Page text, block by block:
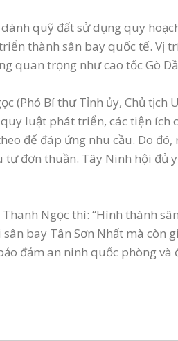
quỹ đất sử dụng quy
thành sân bay quốc tế. Vị
quan trọng như cao tốc Gò
(Phó Bí thư Tỉnh ủy, Chủ
luật phát triển, các tiện ích
để đáp ứng nhu cầu. Do
đơn thuần. Tây Ninh hội đủ
Ngọc thì: “Hình thành
bay Tân Sơn Nhất mà
đảm an ninh quốc phòng và